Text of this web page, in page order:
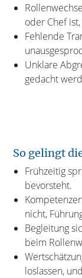
oder Chef
Fehlende
Unklare
gedacht
So gelingt
Frühzeitig
bevorsteht.
nicht,
Begleitung
beim
loslassen,